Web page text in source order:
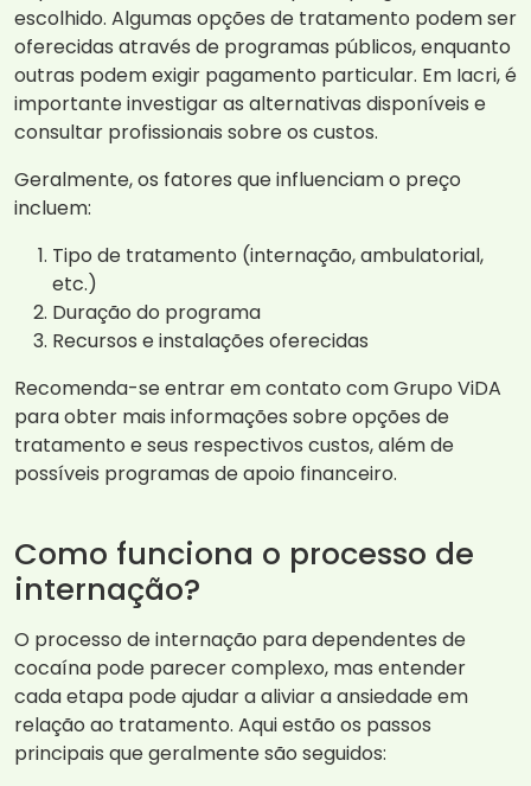
escolhido. Algumas opções de tratamento podem ser
oferecidas através de programas públicos, enquanto
outras podem exigir pagamento particular. Em Iacri, é
importante investigar as alternativas disponíveis e
consultar profissionais sobre os custos.
Geralmente, os fatores que influenciam o preço
incluem:
Tipo de tratamento (internação, ambulatorial,
etc.)
Duração do programa
Recursos e instalações oferecidas
Recomenda-se entrar em contato com Grupo ViDA
para obter mais informações sobre opções de
tratamento e seus respectivos custos, além de
possíveis programas de apoio financeiro.
Como funciona o processo de
internação?
O processo de internação para dependentes de
cocaína pode parecer complexo, mas entender
cada etapa pode ajudar a aliviar a ansiedade em
relação ao tratamento. Aqui estão os passos
principais que geralmente são seguidos: